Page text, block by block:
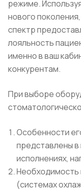
режиме.
нового
спектр
лояльность
именно в ваш
конкурентам.
При выборе
Особенности
представлены
исполнениях,
Необходимость
(системах